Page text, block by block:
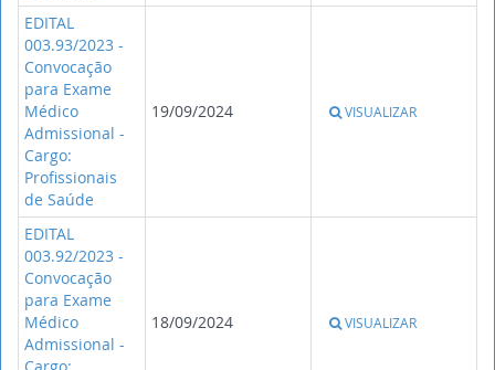
EDITAL
003.93/2023 -
Convocação
para Exame
Médico
Admissional -
Cargo:
Profissionais
de Saúde
19/09/2024 VISUALIZAR
EDITAL
003.92/2023 -
Convocação
para Exame
Médico
Admissional -
18/09/2024 VISUALIZAR